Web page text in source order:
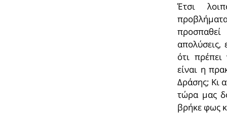
Έτσι
απολύσεις,
ότι
είναι η
Δράσης; Κι
τώρα μας
βρήκε φως